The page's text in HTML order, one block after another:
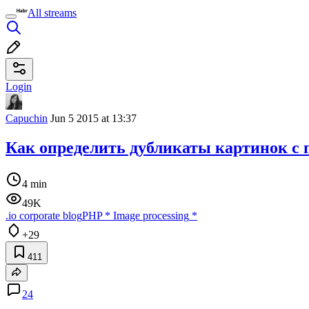
All streams
Login
Capuchin Jun 5 2015 at 13:37
Как определить дубликаты картинок
4 min
49K
.io corporate blogPHP* Image processing *
+29
411
24